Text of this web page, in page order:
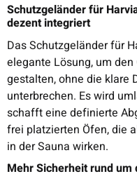
Schutzgeländer für
dezent integriert
Das Schutzgeländer für
elegante Lösung, um
gestalten, ohne die klare
unterbrechen. Es wird
schafft eine definierte
frei platzierten Öfen, die
in der Sauna wirken.
Mehr Sicherheit rund um